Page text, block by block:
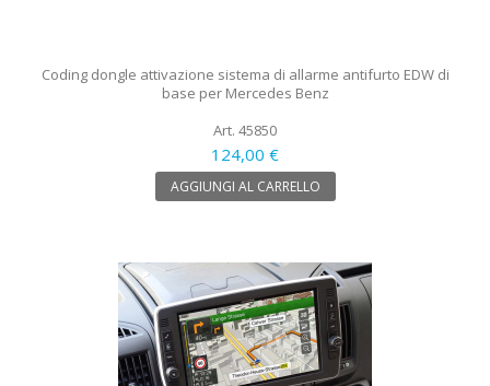
Coding dongle attivazione sistema di allarme antifurto EDW di
base per Mercedes Benz
Art. 45850
124,00 €
AGGIUNGI AL CARRELLO